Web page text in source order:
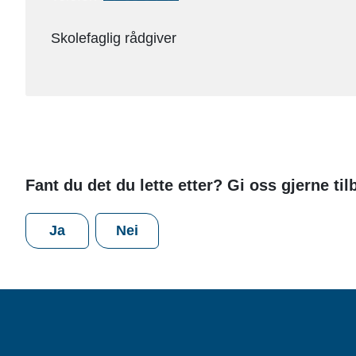
Skolefaglig rådgiver
Fant du det du lette etter? Gi oss gjerne
Ja Nei